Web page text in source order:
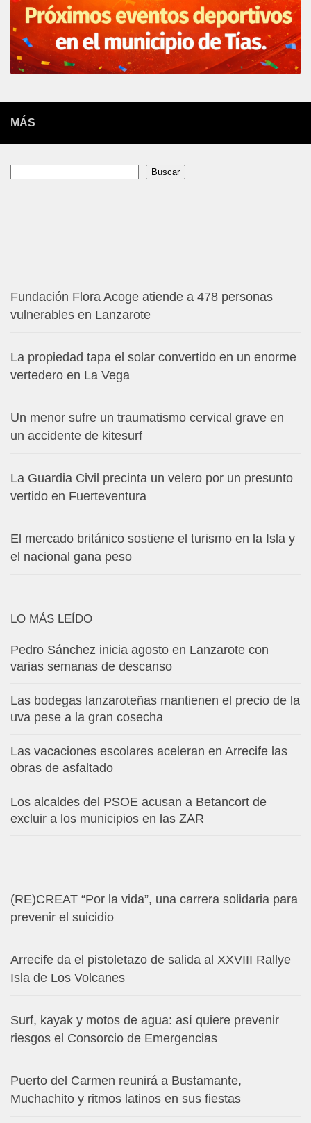
MÁS
Buscar
Fundación Flora Acoge atiende a 478 personas
vulnerables en Lanzarote
La propiedad tapa el solar convertido en un enorme
vertedero en La Vega
Un menor sufre un traumatismo cervical grave en
un accidente de kitesurf
La Guardia Civil precinta un velero por un presunto
vertido en Fuerteventura
El mercado británico sostiene el turismo en la Isla y
el nacional gana peso
LO MÁS LEÍDO
Pedro Sánchez inicia agosto en Lanzarote con
varias semanas de descanso
Las bodegas lanzaroteñas mantienen el precio de la
uva pese a la gran cosecha
Las vacaciones escolares aceleran en Arrecife las
obras de asfaltado
Los alcaldes del PSOE acusan a Betancort de
excluir a los municipios en las ZAR
(RE)CREAT “Por la vida”, una carrera solidaria para
prevenir el suicidio
Arrecife da el pistoletazo de salida al XXVIII Rallye
Isla de Los Volcanes
Surf, kayak y motos de agua: así quiere prevenir
riesgos el Consorcio de Emergencias
Puerto del Carmen reunirá a Bustamante,
Muchachito y ritmos latinos en sus fiestas